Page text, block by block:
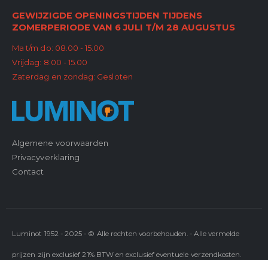
GEWIJZIGDE OPENINGSTIJDEN TIJDENS
ZOMERPERIODE VAN 6 JULI T/M 28 AUGUSTUS
Ma t/m do: 08.00 - 15.00
Vrijdag: 8.00 - 15.00
Zaterdag en zondag: Gesloten
Algemene voorwaarden
Privacyverklaring
Contact
Luminot 1952 - 2025 - © Alle rechten voorbehouden. - Alle vermelde
prijzen zijn exclusief 21% BTW en exclusief eventuele verzendkosten.